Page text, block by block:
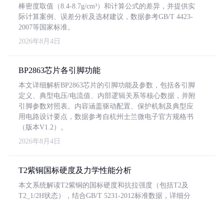
棒密度取值（8.4-8.7g/cm³）和计算公式的差异，并提供实
际计算案例、误差分析及选材建议，数据参考GB/T 4423-
2007等国家标准。
2026年8月4日
BP2863芯片各引脚功能
本文详细解析BP2863芯片的引脚功能及参数，包括各引脚
定义、典型电压/电流值、内部逻辑关系等核心数据，并附
引脚参数对照表。内容涵盖驱动配置、保护机制及典型应
用电路设计要点，数据参考自杭州士兰微电子官方规格书
（版本V1.2）。
2026年8月4日
T2紫铜国标硬度及力学性能分析
本文系统解读T2紫铜的国标硬度和抗拉强度（包括T2及
T2_1/2H状态），结合GB/T 5231-2012标准数据，详细分